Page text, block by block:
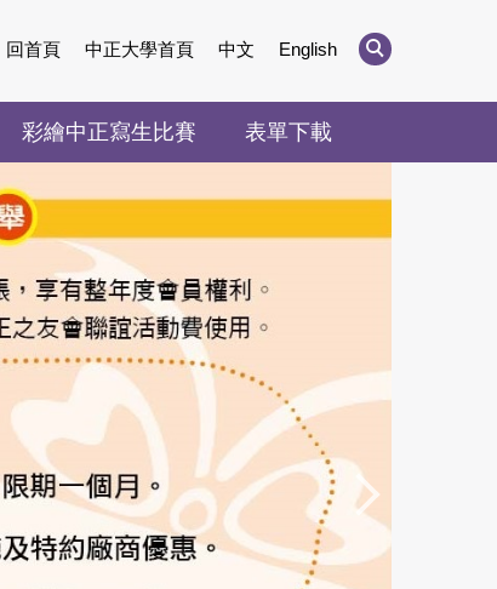
回首頁 中正大學首頁 中文 English
彩繪中正寫生比賽 表單下載